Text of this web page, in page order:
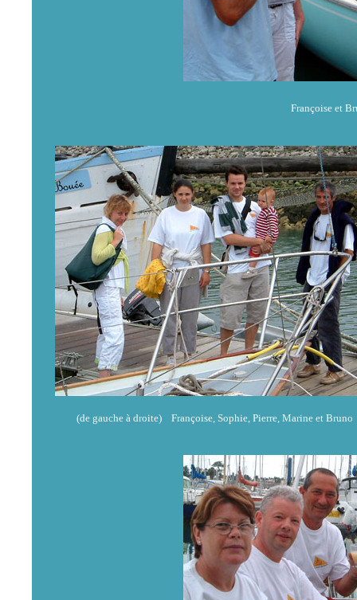
Françoise et
(de gauche à droite) Françoise, Sophie, Pierre, Marine et Bruno